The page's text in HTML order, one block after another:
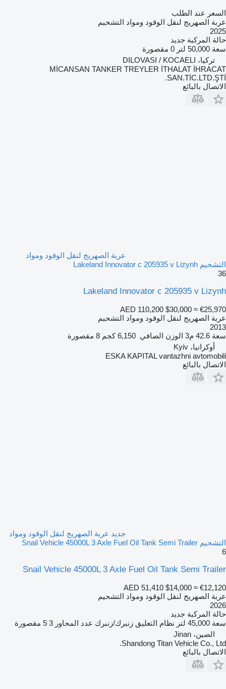
السعر عند الطلب
عربة الصهريج لنقل الوقود ومواد التشحيم
2025
حالة المركبة جديد
سعة 50,000 لتر
0 مقصورة
تركيا، DILOVASI / KOCAELI
MİCANSAN TANKER TREYLER İTHALAT İHRACAT
SAN.TİC.LTD.ŞTİ.
الاتصال بالبائع
عربة الصهريج لنقل الوقود ومواد
التشحيم Lakeland Innovator c 205935 v Lizynh
36
Lakeland Innovator c 205935 v Lizynh
AED 110,200 $30,000 ≈ €25,970
عربة الصهريج لنقل الوقود ومواد التشحيم
2013
سعة 42.6 م3 الوزن الصافي 6,150 كجم
8 مقصورة
أوكرانيا، Kyiv
ESKA KAPITAL vantazhni avtomobili
الاتصال بالبائع
جديد عربة الصهريج لنقل الوقود ومواد
التشحيم Snail Vehicle 45000L 3 Axle Fuel Oil Tank Semi Trailer
6
Snail Vehicle 45000L 3 Axle Fuel Oil Tank Semi Trailer
AED 51,410 $14,000 ≈ €12,120
عربة الصهريج لنقل الوقود ومواد التشحيم
2026
حالة المركبة جديد
سعة 45,000 لتر نظام التعليق زنبرك/زنبرك عدد المحاور 3 5 مقصورة
الصين، Jinan
Shandong Titan Vehicle Co., Ltd.
الاتصال بالبائع